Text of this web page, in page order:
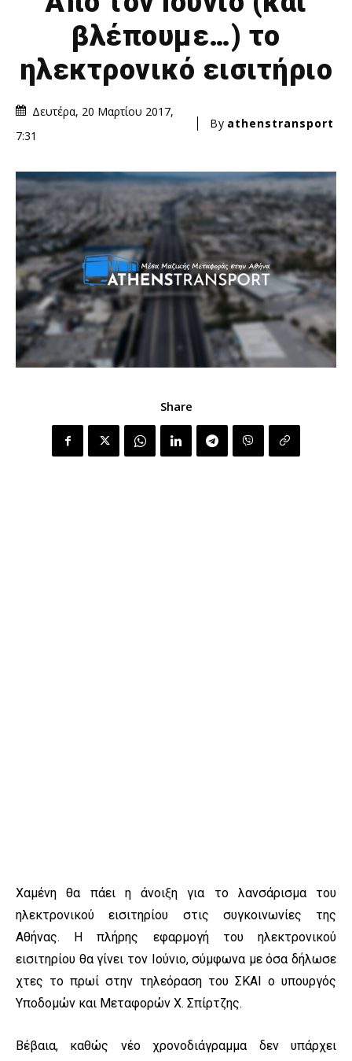
βλέπουμε…) το
ηλεκτρονικό εισιτήριο
Δευτέρα, 20 Μαρτίου 2017,
7:31
By athenstransport
Share
Χαμένη θα πάει η άνοιξη για το λανσάρισμα του
ηλεκτρονικού εισιτηρίου στις συγκοινωνίες της
Αθήνας. Η πλήρης εφαρμογή του ηλεκτρονικού
εισιτηρίου θα γίνει τον Ιούνιο, σύμφωνα με όσα δήλωσε
χτες το πρωί στην τηλεόραση του ΣΚΑΙ ο υπουργός
Υποδομών και Μεταφορών Χ. Σπίρτζης.
Βέβαια, καθώς νέο χρονοδιάγραμμα δεν υπάρχει